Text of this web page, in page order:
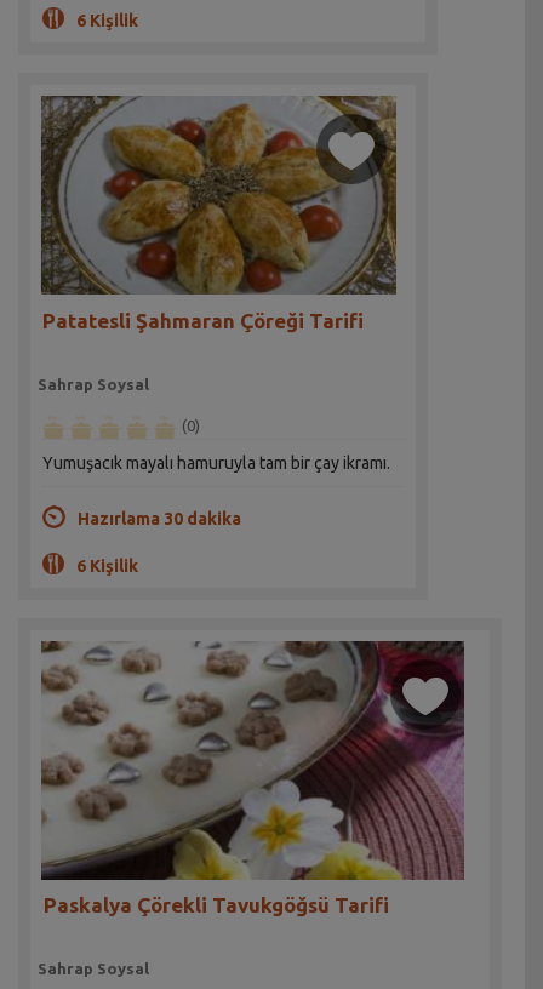
6 Kişilik
Patatesli Şahmaran Çöreği Tarifi
Sahrap Soysal
(0)
Yumuşacık mayalı hamuruyla tam bir çay ikramı.
Hazırlama 30 dakika
6 Kişilik
Paskalya Çörekli Tavukgöğsü Tarifi
Sahrap Soysal